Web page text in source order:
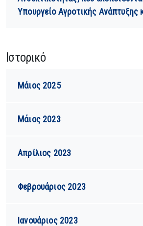
Υπουργείο Αγροτικής Ανάπτυξης
Ιστορικό
Μάιος 2025
Μάιος 2023
Απρίλιος 2023
Φεβρουάριος 2023
Ιανουάριος 2023